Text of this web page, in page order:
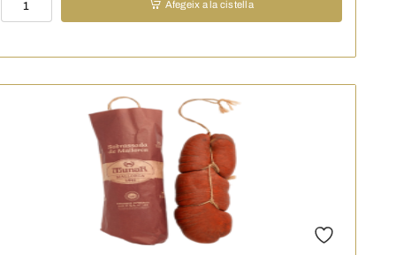
de
embotit
Afegeix a la cistella